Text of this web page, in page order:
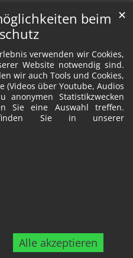
beim
verwenden wir Cookies,
Website notwendig sind.
wir auch Tools und Cookies,
(Videos über Youtube, Audios
Statistikzwecken
Sie eine Auswahl treffen.
finden Sie in unserer
Alle akzeptieren
✕